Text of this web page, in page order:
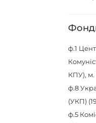
ф.1
КПУ), м.
ф.8
(УКП)
ф.5